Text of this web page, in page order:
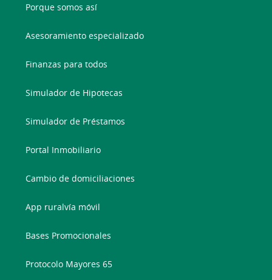
Porque somos así
Asesoramiento especializado
Finanzas para todos
Simulador de Hipotecas
Simulador de Préstamos
Portal Inmobiliario
Cambio de domiciliaciones
App ruralvía móvil
Bases Promocionales
Protocolo Mayores 65